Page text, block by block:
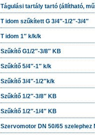
Tágulási tartály tartó (állítható,
T idom szűkített G 3/4″-1/2″-3/4″
T idom 1″ k/k/k
Szűkítő G1/2″-3/8″ KB
Szűkítő 5/4″-1″ k/k
Szűkítő 3/4″-1/2″k/k
Szűkítő 1/2″-3/8″ KB
Szűkítő 1/2″-1/4″ KB
Szervomotor DN 50/65 szelephez